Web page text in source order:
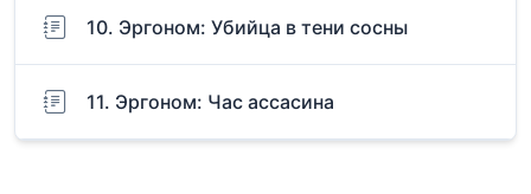
10. Эргоном: Убийца в тени сосны
11. Эргоном: Час ассасина